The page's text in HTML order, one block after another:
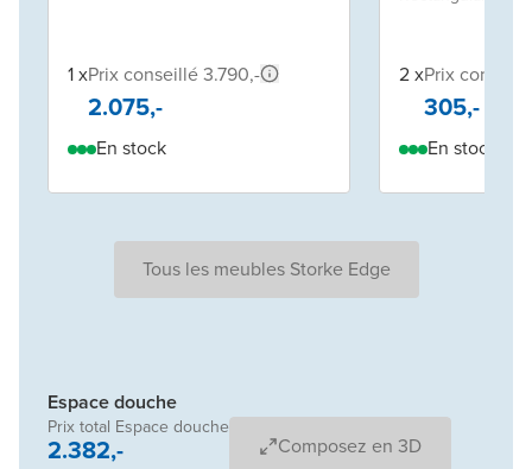
1 xPrix conseillé 3.790,-
2.075,-
En stock
2 xPrix
305,-
En stock
Tous les meubles Storke Edge
Espace douche
Prix total Espace douche
2.382,- Composez en 3D